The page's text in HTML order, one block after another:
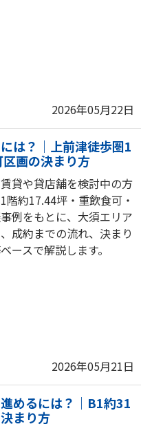
2026年05月22日
は？｜上前津徒歩圏1
画の決まり方
貸や貸店舗を検討中の方
階約17.44坪・重飲食可・
例をもとに、大須エリア
成約までの流れ、決まり
ースで解説します。
2026年05月21日
めるには？｜B1約31
まり方